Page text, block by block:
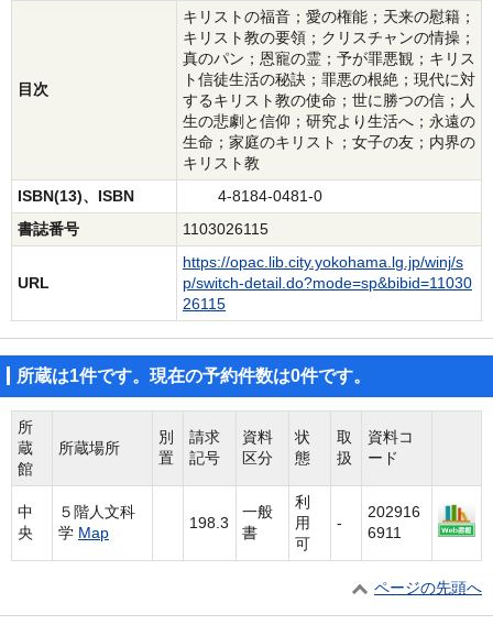
目次
キリストの福音；愛の権能；天来の慰籍；
キリスト教の要領；クリスチャンの情操；
真のパン；恩寵の霊；予が罪悪観；キリス
ト信徒生活の秘訣；罪悪の根絶；現代に対
するキリスト教の使命；世に勝つの信；人
生の悲劇と信仰；研究より生活へ；永遠の
生命；家庭のキリスト；女子の友；内界の
キリスト教
ISBN(13)、ISBN
4-8184-0481-0
書誌番号
1103026115
URL
https://opac.lib.city.yokohama.lg.jp/winj/s
p/switch-detail.do?mode=sp&bibid=11030
26115
所蔵は1件です。現在の予約件数は0件です。
所
蔵
館
所蔵場所
別
置
請求
記号
資料
区分
状
態
取
扱
資料コ
ード
中
央
５階人文科
学 Map
198.3
一般
書
利
用
可
-
202916
6911
ページの先頭へ